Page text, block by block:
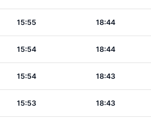
15:55 18:44
15:54 18:44
15:54 18:43
15:53 18:43